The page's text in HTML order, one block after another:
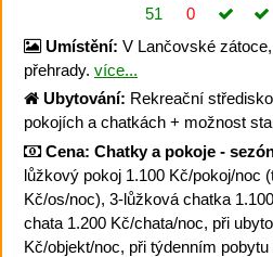
51
0
Umístění: V Lančovské
přehrady. více...
Ubytování: Rekreační
pokojích a chatkách + možnost
Cena: Chatky a pokoje -
lůžkový pokoj 1.100 Kč/pokoj/noc
Kč/os/noc), 3-lůžková chatka
chata 1.200 Kč/chata/noc, při
Kč/objekt/noc, při týdenním